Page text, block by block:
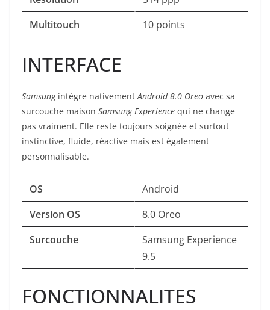
Multitouch
10 points
INTERFACE
Samsung intègre nativementAndroid 8.0 Oreo avec sa
surcouche maison Samsung Experience qui ne change
pas vraiment. Elle reste toujours soignée et surtout
instinctive, fluide, réactive mais est également
personnalisable.
OS
Android
Version OS
8.0 Oreo
Surcouche
Samsung Experience
9.5
FONCTIONNALITES